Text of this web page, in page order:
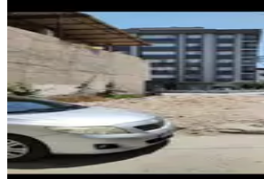
Buca, Dumlupınar
170 m²·30.882/m²·
5.250.000 ₺5.500.000 ₺
Halil İbrahim PehlivanHalil İbrahim
Ara